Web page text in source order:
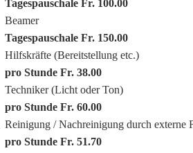
Tagespauschale Fr. 100.00
Beamer
Tagespauschale Fr. 150.00
Hilfskräfte (Bereitstellung etc.)
pro Stunde Fr. 38.00
Techniker (Licht oder Ton)
pro Stunde Fr. 60.00
Reinigung / Nachreinigung durch externe
pro Stunde Fr. 51.70